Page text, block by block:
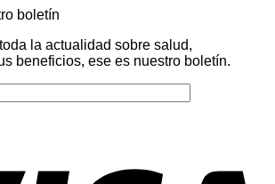
boletín
la actualidad sobre salud,
beneficios, ese es nuestro boletín.